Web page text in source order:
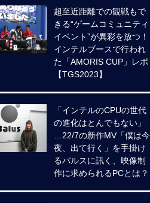
超至近距離での観戦もで
きる“ゲームコミュニティ
イベント”が異彩を放つ！
インテルブースで行われ
た「AMORIS CUP」レポ
【TGS2023】
「インテルのCPUの世代
の進化はとんでもない」
…22/7の新作MV「僕は今
夜、出て行く」を手掛け
るバルスに訊く、映像制
作に求められるPCとは？